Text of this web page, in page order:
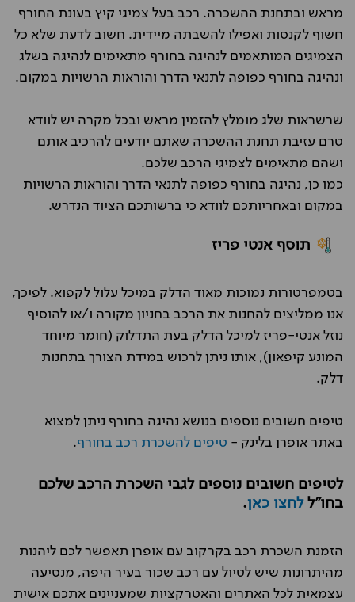
מראש ובתחנת ההשכרה. רכב בעל צמיגי קיץ בעונת החורף
חשוף לקנסות ואפילו להשבתה מיידית. חשוב לדעת שלא כל
הצמיגים המותאמים לנהיגה בחורף מתאימים לנהיגה בשלג
ונהיגה בחורף כפופה לתנאי הדרך והוראות הרשויות במקום.
שרשראות שלג מומלץ להזמין מראש ובכל מקרה יש לוודא
טרם עזיבת תחנת ההשכרה שאתם יודעים להרכיב אותם
ושהם מתאימים לצמיגי הרכב שלכם.
כמו כן, נהיגה בחורף כפופה לתנאי הדרך והוראות הרשויות
במקום ובאחריותכם לוודא כי ברשותכם הציוד הנדרש.
תוסף אנטי פריז
בטמפרטורות נמוכות מאוד הדלק במיכל עלול לקפוא. לפיכך,
אנו ממליצים להחנות את הרכב בחניון מקורה ו/או להוסיף
נוזל אנטי-פריז למיכל הדלק בעת התדלוק (חומר מיוחד
המונע קיפאון), אותו ניתן לרכוש במידת הצורך בתחנות
דלק.
טיפים חשובים נוספים בנושא נהיגה בחורף ניתן למצוא
באתר אופרן בלינק - טיפים להשכרת רכב בחורף.
לטיפים חשובים נוספים לגבי השכרת הרכב שלכם
בחו"ללחצו כאן.
הזמנת השכרת רכב בקרקוב עם אופרן תאפשר לכם ליהנות
מהיתרונות שיש לטיול עם רכב שכור בעיר היפה, מנסיעה
עצמאית לכל האתרים והאטרקציות שמעניינים אתכם אישית